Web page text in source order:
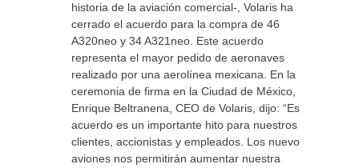
historia de la aviación comercial-, Volaris ha
cerrado el acuerdo para la compra de 46
A320neo y 34 A321neo. Este acuerdo
representa el mayor pedido de aeronaves
realizado por una aerolínea mexicana. En la
ceremonia de firma en la Ciudad de México,
Enrique Beltranena, CEO de Volaris, dijo: “Este
acuerdo es un importante hito para nuestros
clientes, accionistas y empleados. Los nuevos
aviones nos permitirán aumentar nuestra